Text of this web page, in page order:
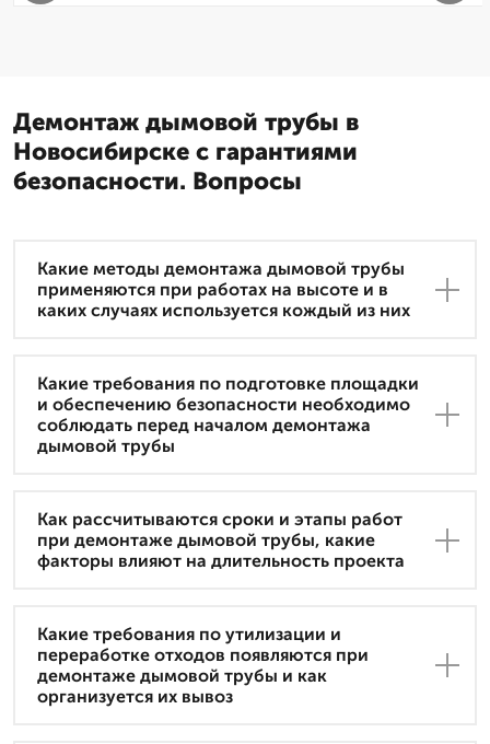
Демонтаж дымовой трубы в
Новосибирске с гарантиями
безопасности. Вопросы
Какие методы демонтажа дымовой трубы
применяются при работах на высоте и в
каких случаях используется кождый из них
Какие требования по подготовке площадки
и обеспечению безопасности необходимо
соблюдать перед началом демонтажа
дымовой трубы
Как рассчитываются сроки и этапы работ
при демонтаже дымовой трубы, какие
факторы влияют на длительность проекта
Какие требования по утилизации и
переработке отходов появляются при
демонтаже дымовой трубы и как
организуется их вывоз